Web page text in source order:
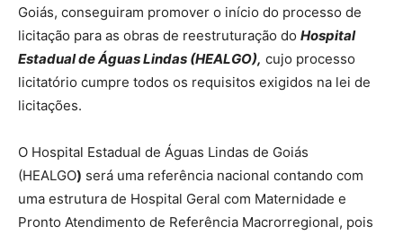
Goiás, conseguiram promover o início do processo de
licitação para as obras de reestruturação do Hospital
Estadual de Águas Lindas (HEALGO), cujo processo
licitatório cumpre todos os requisitos exigidos na lei de
licitações.
O Hospital Estadual de Águas Lindas de Goiás
(HEALGO) será uma referência nacional contando com
uma estrutura de Hospital Geral com Maternidade e
Pronto Atendimento de Referência Macrorregional, pois